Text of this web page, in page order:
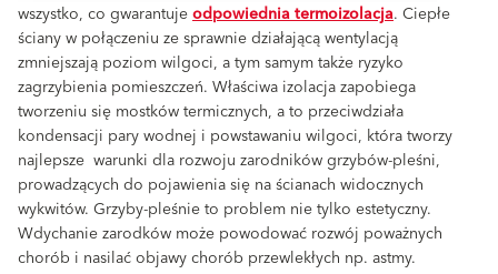
wszystko, co gwarantujeodpowiednia termoizolacja. Ciepłe
ściany w połączeniu ze sprawnie działającą wentylacją
zmniejszają poziom wilgoci, a tym samym także ryzyko
zagrzybienia pomieszczeń. Właściwa izolacja zapobiega
tworzeniu się mostków termicznych, a to przeciwdziała
kondensacji pary wodnej i powstawaniu wilgoci, która tworzy
najlepsze warunki dla rozwoju zarodników grzybów-pleśni,
prowadzących do pojawienia się na ścianach widocznych
wykwitów. Grzyby-pleśnie to problem nie tylko estetyczny.
Wdychanie zarodków może powodować rozwój poważnych
chorób i nasilać objawy chorób przewlekłych np. astmy.